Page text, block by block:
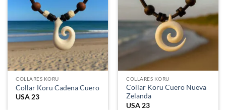
COLLARES KORU
Collar Koru Cadena Cuero
USA 23
COLLARES KORU
Collar Koru Cuero Nueva
Zelanda
USA 23